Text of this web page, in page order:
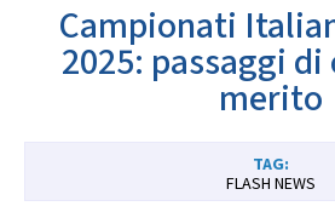
Campionati
2025: passaggi di
merito
FLASH NEWS